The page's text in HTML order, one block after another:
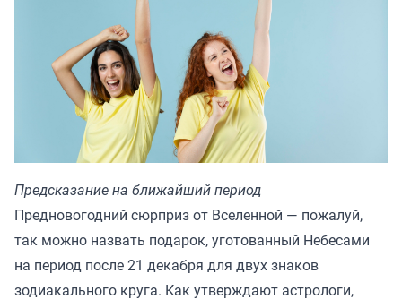
Предсказание на ближайший период
Предновогодний сюрприз от Вселенной — пожалуй,
так можно назвать подарок, уготованный Небесами
на период после 21 декабря для двух знаков
зодиакального круга. Как утверждают астрологи,